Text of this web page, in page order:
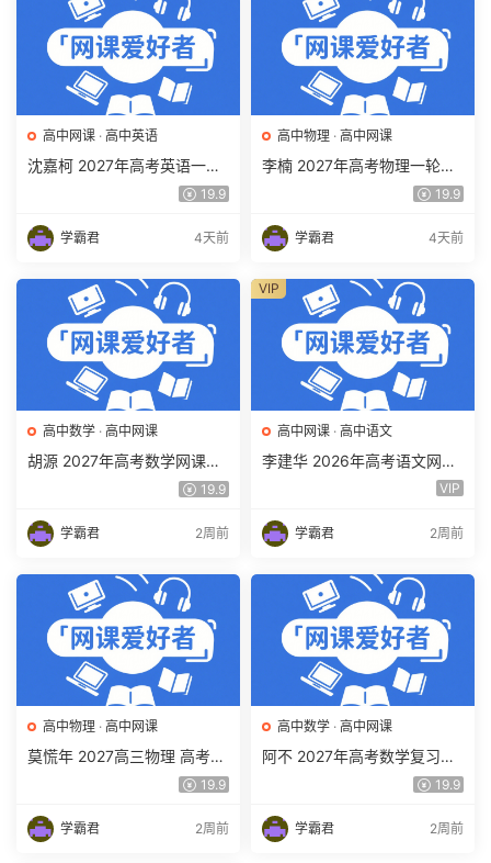
高中网课 · 高中英语
沈嘉柯 2027年高考英语一轮
复习网课教程 高三英语 上学
下载
19.9
学霸君 4天前
高中物理 · 高中网课
李楠 2027年高考物理一轮复
习网课教程 高三物理 上学期
载
19.9
学霸君 4天前
高中数学 · 高中网课
胡源 2027年高考数学网课教
程 高三数学 一轮复习暑假班
19.9
学霸君 2周前
高中网课 · 高中语文
李建华 2026年高考语文网课
教程 高三语文 a+二三轮复习
VIP
学霸君 2周前
VIP
高中物理 · 高中网课
莫慌年 2027高三物理 高考物
19.9
学霸君 2周前
高中数学 · 高中网课
阿不 2027年高考数学复习网
课教程 高三数学 一轮复习视
19.9
学霸君 2周前